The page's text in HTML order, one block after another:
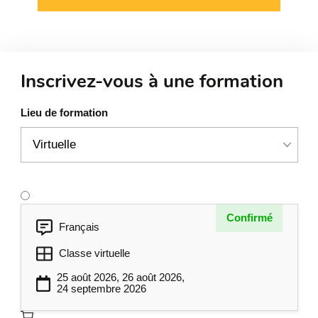
Comment me perçoit-on?
Mon mode privilégié de
communication
Identifier mes attentes en matière de
Reconnaissance, redressement et
comportements difficiles
reconnaissance?
Comment donner de la
Inscrivez-vous à une formation
Lieu de formation
Français
Classe virtuelle
25 août 2026, 26 août 2026,
24 septembre 2026
Confirmé